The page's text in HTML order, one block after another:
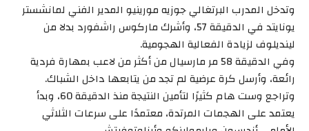
وتدخل المدرب البرتغالي جوزيه مورينيو المدير الفني لمانشستر
يونايتد في الدقيقة 57، وأشرك ماركوس راشفورد بدلا من
لينديلوف لزيادة الفعالية الهجومية.
وفي الدقيقة 58 مر مارسيال من أكثر من لاعب بمهارة فردية
رائعة، وأرسل كرة عرضية لم تجد من يتابعها داخل الشباك.
وتراجع وست هام كثيرًا لتأمين النتيجة منذ الدقيقة 60، وبدأ
يعتمد على الهجمات المرتدة، معتمدًا على سرعات الثلاثي